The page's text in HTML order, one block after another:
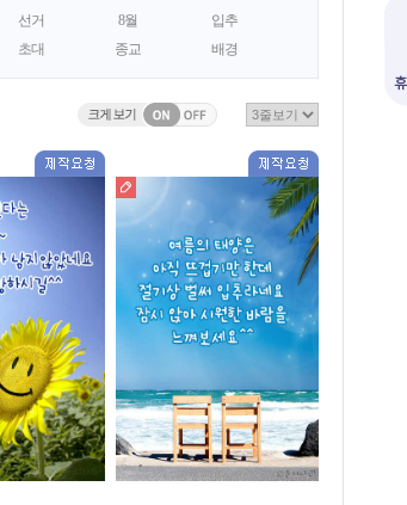
선거 8월
입추
초대 종교 배경